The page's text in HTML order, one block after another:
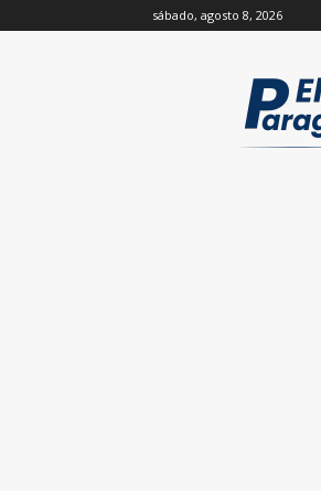
sábado, agosto 8, 2026